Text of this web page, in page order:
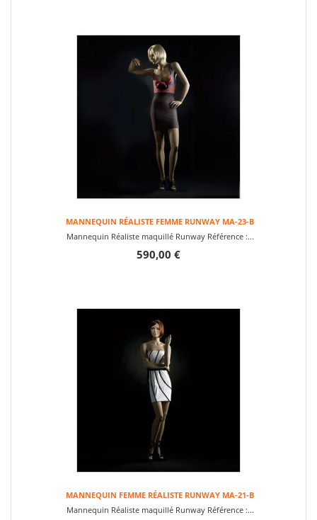
MANNEQUIN RÉALISTE FEMME RUNWAY MA-23-B
Mannequin Réaliste maquillé Runway Référence :...
590,00 €
MANNEQUIN FEMME RÉALISTE RUNWAY MA-21-B
Mannequin Réaliste maquillé Runway Référence :...